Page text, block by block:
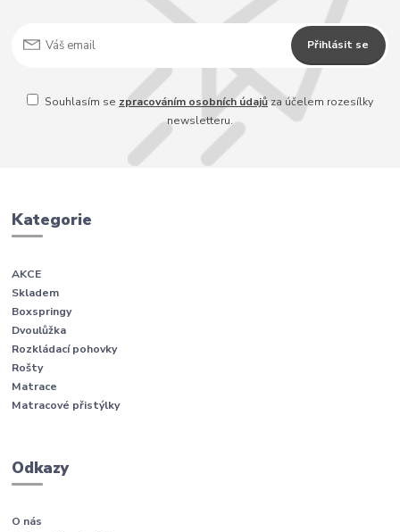
Přihlásit se
Souhlasím se zpracováním osobních údajůza účelem rozesílky
newsletteru.
Kategorie
AKCE
Skladem
Boxspringy
Dvoulůžka
Rozkládací pohovky
Rošty
Matrace
Matracové přistýlky
Odkazy
O nás